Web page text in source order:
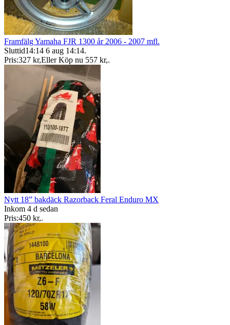
Framfälg Yamaha FJR 1300 år 2006 - 2007 mfl.
Sluttid14:14 6 aug 14:14.
Pris:327 kr,Eller Köp nu 557 kr,.
Nytt 18” bakdäck Razorback Feral Enduro MX
Inkom 4 d sedan
Pris:450 kr,.